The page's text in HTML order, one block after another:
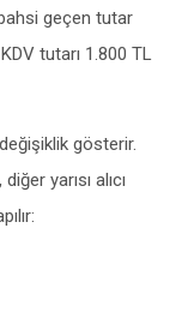
geçen tutar
tutarı 1.800 TL
gösterir.
yarısı alıcı